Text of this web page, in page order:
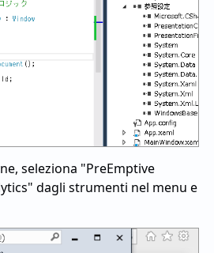
seleziona "PreEmptive
dagli strumenti nel menu e